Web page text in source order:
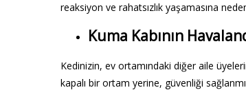
reaksiyon ve rahatsızlık yaşamasına
Kuma Kabının
Kedinizin, ev ortamındaki diğer aile
kapalı bir ortam yerine, güvenliği